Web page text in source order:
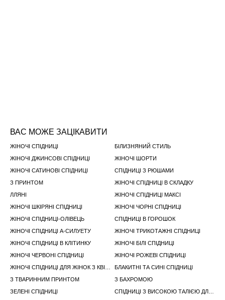
ВАС МОЖЕ ЗАЦІКАВИТИ
ЖІНОЧІ СПІДНИЦІ
БІЛИЗНЯНИЙ СТИЛЬ
ЖІНОЧІ ДЖИНСОВІ СПІДНИЦІ
ЖІНОЧІ ШОРТИ
ЖІНОЧІ САТИНОВІ СПІДНИЦІ
СПІДНИЦІ З РЮШАМИ
З ПРИНТОМ
ЖІНОЧІ СПІДНИЦІ В СКЛАДКУ
ЛЛЯНІ
ЖІНОЧІ СПІДНИЦІ МАКСІ
ЖІНОЧІ ШКІРЯНІ СПІДНИЦІ
ЖІНОЧІ ЧОРНІ СПІДНИЦІ
ЖІНОЧІ СПІДНИЦІ-ОЛІВЕЦЬ
СПІДНИЦІ В ГОРОШОК
ЖІНОЧІ СПІДНИЦІ А-СИЛУЕТУ
ЖІНОЧІ ТРИКОТАЖНІ СПІДНИЦІ
ЖІНОЧІ СПІДНИЦІ В КЛІТИНКУ
ЖІНОЧІ БІЛІ СПІДНИЦІ
ЖІНОЧІ ЧЕРВОНІ СПІДНИЦІ
ЖІНОЧІ РОЖЕВІ СПІДНИЦІ
БЛАКИТНІ ТА СИНІ СПІДНИЦІ
З ТВАРИННИМ ПРИНТОМ
З БАХРОМОЮ
ЗЕЛЕНІ СПІДНИЦІ